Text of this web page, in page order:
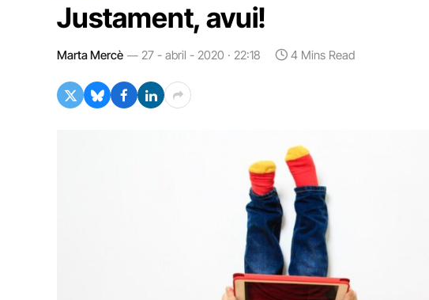
Justament, avui!
Marta Mercè 27 - abril - 2020 · 22:18 4 Mins Read